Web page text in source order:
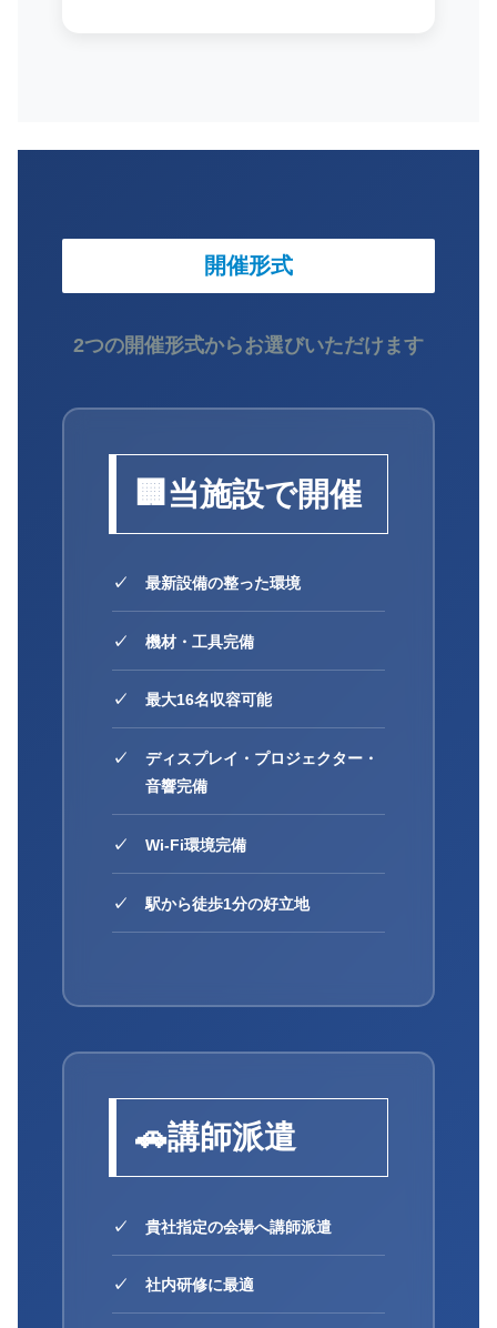
開催形式
2つの開催形式からお選びいただけます
🏢 当施設で開催
最新設備の整った環境
機材・工具完備
最大16名収容可能
ディスプレイ・プロジェクター・
音響完備
Wi-Fi環境完備
駅から徒歩1分の好立地
🚗講師派遣
貴社指定の会場へ講師派遣
社内研修に最適